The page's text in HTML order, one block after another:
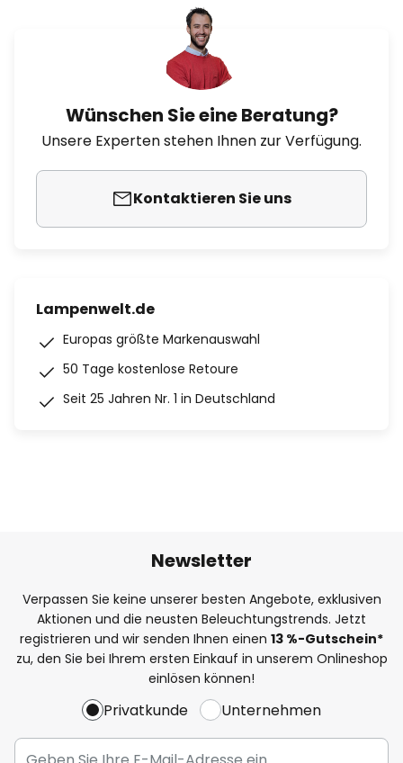
Wünschen Sie eine Beratung?
Unsere Experten stehen Ihnen zur Verfügung.
Kontaktieren Sie uns
Lampenwelt.de
Europas größte Markenauswahl
50 Tage kostenlose Retoure
Seit 25 Jahren Nr. 1 in Deutschland
Newsletter
Verpassen Sie keine unserer besten Angebote, exklusiven
Aktionen und die neusten Beleuchtungstrends. Jetzt
registrieren und wir senden Ihnen einen 13 %-Gutschein*
zu, den Sie bei Ihrem ersten Einkauf in unserem Onlineshop
einlösen können!
Privatkunde Unternehmen